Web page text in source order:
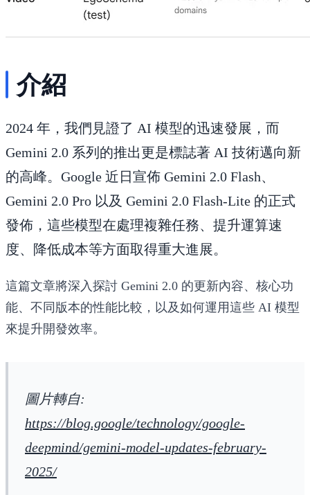
介紹
2024 年，我們見證了 AI 模型的迅速發展，而
Gemini 2.0 系列的推出更是標誌著 AI 技術邁向新
的高峰。Google 近日宣佈 Gemini 2.0 Flash、
Gemini 2.0 Pro 以及 Gemini 2.0 Flash-Lite 的正式
發佈，這些模型在處理複雜任務、提升運算速
度、降低成本等方面取得重大進展。
這篇文章將深入探討 Gemini 2.0 的更新內容、核心功
能、不同版本的性能比較，以及如何運用這些 AI 模型
來提升開發效率。
圖片轉自:
https://blog.google/technology/google-
deepmind/gemini-model-updates-february-
2025/